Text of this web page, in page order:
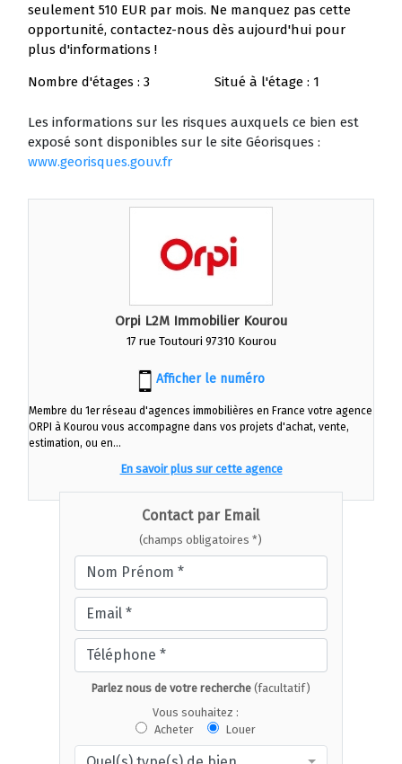
seulement 510 EUR par mois. Ne manquez pas cette
opportunité, contactez-nous dès aujourd'hui pour
plus d'informations !
Nombre d'étages : 3
Situé à l'étage : 1
Les informations sur les risques auxquels ce bien est
exposé sont disponibles sur le site Géorisques :
www.georisques.gouv.fr
Orpi L2M Immobilier Kourou
17 rue Toutouri 97310 Kourou
Afficher le numéro
Membre du 1er réseau d'agences immobilières en France votre agence
ORPI à Kourou vous accompagne dans vos projets d'achat, vente,
estimation, ou en...
En savoir plus sur cette agence
Contact par Email
(champs obligatoires *)
Parlez nous de votre recherche(facultatif)
Vous souhaitez :
Acheter
Louer